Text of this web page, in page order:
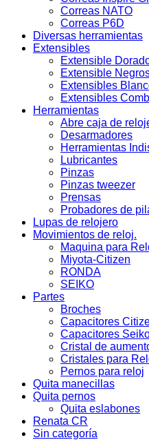
Correas NATO
Correas P6D
Diversas herramientas
Extensibles
Extensible
Extensible
Extensibles
Extensibles
Herramientas
Abre caja de
Desarmadores
Herramientas
Lubricantes
Pinzas
Pinzas tweezer
Prensas
Probadores de
Lupas de relojero
Movimientos de reloj.
Maquina para
Miyota-Citizen
RONDA
SEIKO
Partes
Broches
Capacitores
Capacitores
Cristal de
Cristales para
Pernos para reloj
Quita manecillas
Quita pernos
Quita eslabones
Renata CR
Sin categoría